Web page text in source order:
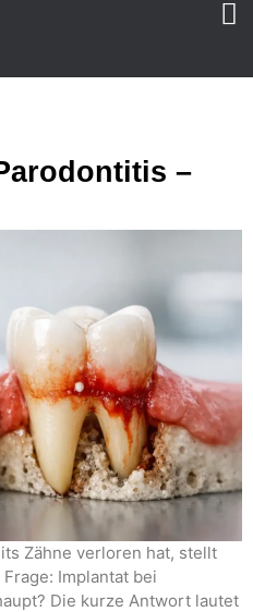
–
Zähne verloren hat, stellt
Implantat bei
Die kurze Antwort lautet